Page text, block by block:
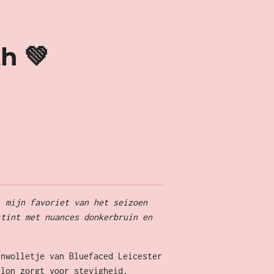
💚
favoriet van het seizoen
met nuances donkerbruin en
van Bluefaced Leicester
zorgt voor stevigheid.